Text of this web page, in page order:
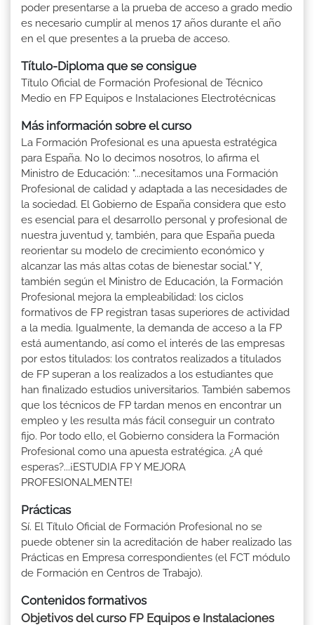
poder presentarse a la prueba de acceso a grado medio
es necesario cumplir al menos 17 años durante el año
en el que presentes a la prueba de acceso.
Título-Diploma que se consigue
Título Oficial de Formación Profesional de Técnico
Medio en FP Equipos e Instalaciones Electrotécnicas
Más información sobre el curso
La Formación Profesional es una apuesta estratégica
para España. No lo decimos nosotros, lo afirma el
Ministro de Educación: "...necesitamos una Formación
Profesional de calidad y adaptada a las necesidades de
la sociedad. El Gobierno de España considera que esto
es esencial para el desarrollo personal y profesional de
nuestra juventud y, también, para que España pueda
reorientar su modelo de crecimiento económico y
alcanzar las más altas cotas de bienestar social." Y,
también según el Ministro de Educación, la Formación
Profesional mejora la empleabilidad: los ciclos
formativos de FP registran tasas superiores de actividad
a la media. Igualmente, la demanda de acceso a la FP
está aumentando, así como el interés de las empresas
por estos titulados: los contratos realizados a titulados
de FP superan a los realizados a los estudiantes que
han finalizado estudios universitarios. También sabemos
que los técnicos de FP tardan menos en encontrar un
empleo y les resulta más fácil conseguir un contrato
fijo. Por todo ello, el Gobierno considera la Formación
Profesional como una apuesta estratégica. ¿A qué
esperas?...¡ESTUDIA FP Y MEJORA
PROFESIONALMENTE!
Prácticas
Sí. El Título Oficial de Formación Profesional no se
puede obtener sin la acreditación de haber realizado las
Prácticas en Empresa correspondientes (el FCT módulo
de Formación en Centros de Trabajo).
Contenidos formativos
Objetivos del curso FP Equipos e Instalaciones